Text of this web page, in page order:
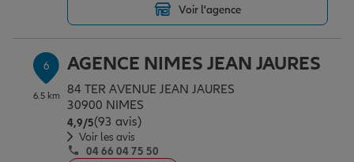
Voir l'agence
6
6.5 km
AGENCE NIMES JEAN JAURES
84 TER AVENUE JEAN JAURES
30900 NIMES
4,9/5Note de 4.9 sur 5
(93 avis)
Voir les avis
04 66 04 75 50